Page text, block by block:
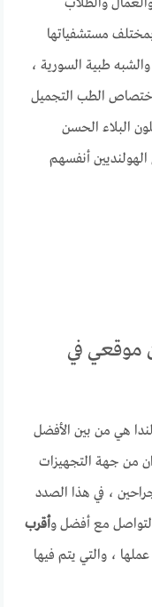
مستشفياتها
طبية السورية ،
الطب التجميل
البلاء الحسن
أنفسهم
موقعي في
هي من بين الأفضل
من جهة التجهيزات
، في هذا الصدد
التواصل مع أفضل وأقرب
، والتي يتم فيها